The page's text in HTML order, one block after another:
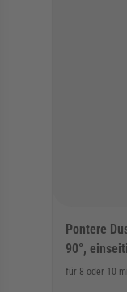
Pontere
90°,
für 8 oder 10